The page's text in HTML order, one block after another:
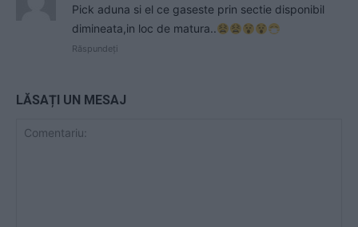
Pick aduna si el ce gaseste prin sectie disponibil
dimineata,in loc de matura..
Răspundeți
LĂSAȚI UN MESAJ